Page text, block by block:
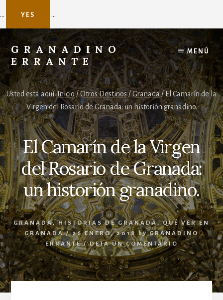
... YES ...
content
GRANADINO
ERRANTE
Agente
de
viajes
a
Nepal
MENÚ
Usted está aquí:Inicio /Otros Destinos /Granada/El Camarín de la
Virgen del Rosario de Granada: un historión granadino.
El Camarín de la Virgen
del Rosario de Granada:
un historión granadino.
GRANADA,HISTORIAS DE GRANADA,QUÉ VER EN
GRANADA/ 26 ENERO, 2018 by GRANADINO
ERRANTE /DEJA UN COMENTARIO